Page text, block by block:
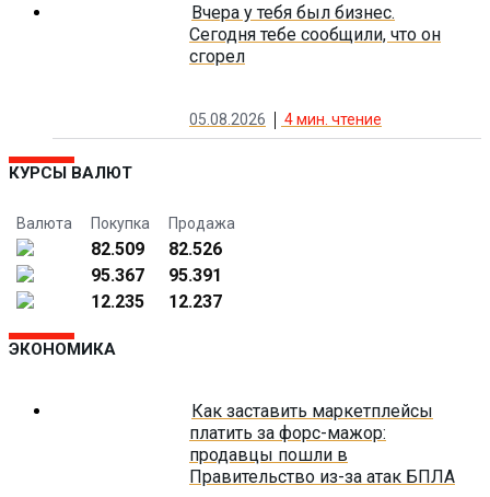
Вчера у тебя был бизнес.
Сегодня тебе сообщили, что он
сгорел
05.08.2026 4мин. чтение
КУРСЫ ВАЛЮТ
Валюта Покупка Продажа
82.509
82.526
95.367
95.391
12.235
12.237
ЭКОНОМИКА
Как заставить маркетплейсы
платить за форс-мажор:
продавцы пошли в
Правительство из-за атак БПЛА